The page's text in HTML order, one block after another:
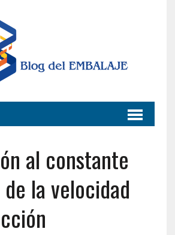
al constante
la velocidad